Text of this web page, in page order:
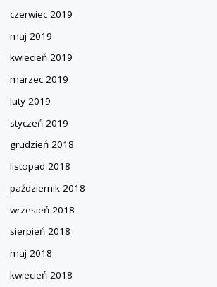
czerwiec 2019
maj 2019
kwiecień 2019
marzec 2019
luty 2019
styczeń 2019
grudzień 2018
listopad 2018
październik 2018
wrzesień 2018
sierpień 2018
maj 2018
kwiecień 2018